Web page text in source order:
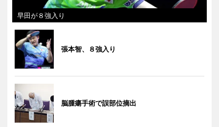
早田が８強入り
張本智、８強入り
脳腫瘍手術で誤部位摘出